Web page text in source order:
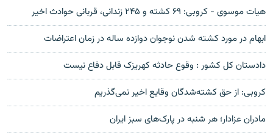
هیات موسوی - کروبی: ۶۹ کشته و ۲۴۵ زندانی، قربانی حوادث اخیر
ابهام در مورد کشته شدن نوجوان دوازده ساله در زمان اعتراضات
دادستان کل کشور : وقوع حادثه کهریزک قابل دفاع نیست
کروبی: از حق کشته‌شدگان وقایع اخیر نمی‌گذریم
مادران عزادار؛ هر شنبه در پارک‌های سبز ایران